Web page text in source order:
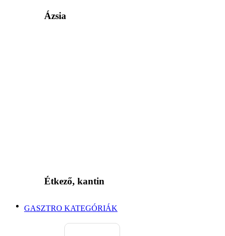
Ázsia
Étkező, kantin
GASZTRO KATEGÓRIÁK